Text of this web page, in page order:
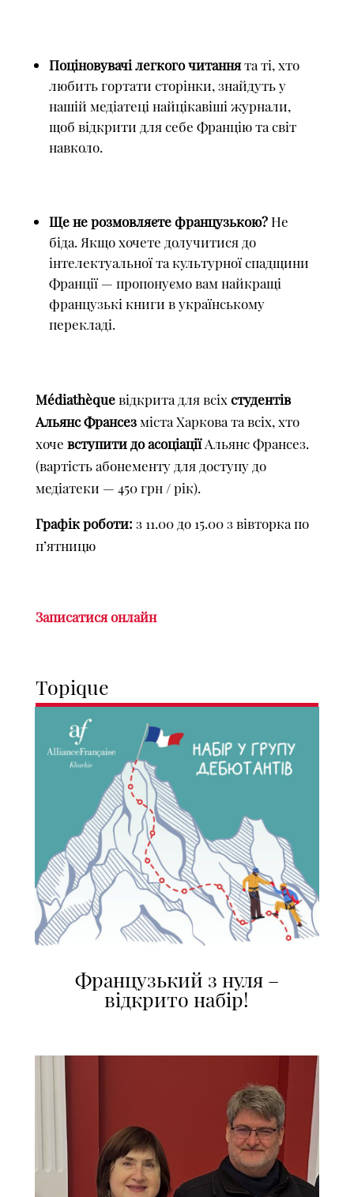
Поціновувачі легкого читаннята ті, хто
любить гортати сторінки, знайдуть у
нашій медіатеці найцікавіші журнали,
щоб відкрити для себе Францію та світ
навколо.
Ще не розмовляєте французькою?Не
біда. Якщо хочете долучитися до
інтелектуальної та культурної спадщини
Франції — пропонуємо вам найкращі
французькі книги в українському
перекладі.
Médiathèqueвідкрита для всіх студентів
Альянс Франсезміста Харкова та всіх, хто
хоче вступити до асоціаціїАльянс Франсез.
(вартість абонементу для доступу до
медіатеки — 450 грн / рік).
Графік роботи: з 11.00 до 15.00 з вівторка по
п’ятницю
Записатися онлайн
Topique
Французький з нуля –
відкрито набір!